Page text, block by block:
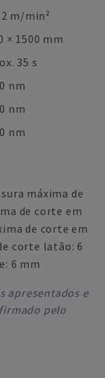
m/min²
× 1500 mm
35 s
nm
nm
nm
máxima de
de corte em
de corte em
corte latão: 6
6 mm
apresentados e
pelo